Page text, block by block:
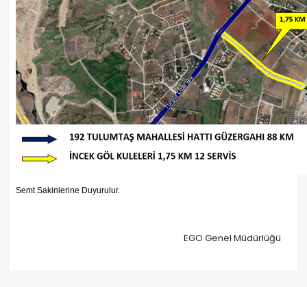
Semt Sakinlerine Duyurulur.
EGO Genel Müdürlüğü